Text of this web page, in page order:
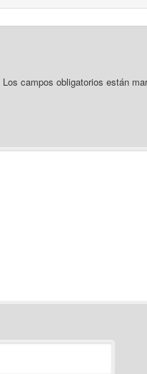
Los campos obligatorios están